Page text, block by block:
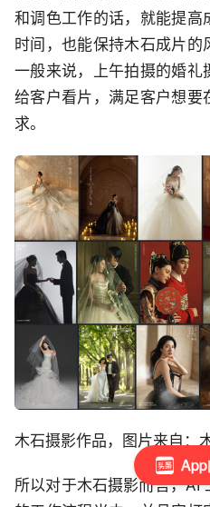
和调色工作的话，就能提
时间，也能保持木石成片的
一般来说，上午拍摄的婚
给客户看片，满足客户想要
求。
木石摄影作品，图片来自：
所以对于木石摄影而言，AI